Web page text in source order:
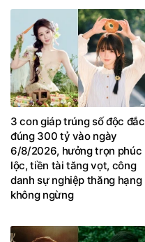
3 con giáp trúng số độc đắc
đúng 300 tỷ vào ngày
6/8/2026, hưởng trọn phúc
lộc, tiền tài tăng vọt, công
danh sự nghiệp thăng hạng
không ngừng